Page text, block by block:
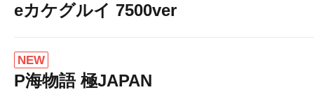
eカケグルイ 7500ver
NEW
P海物語 極JAPAN